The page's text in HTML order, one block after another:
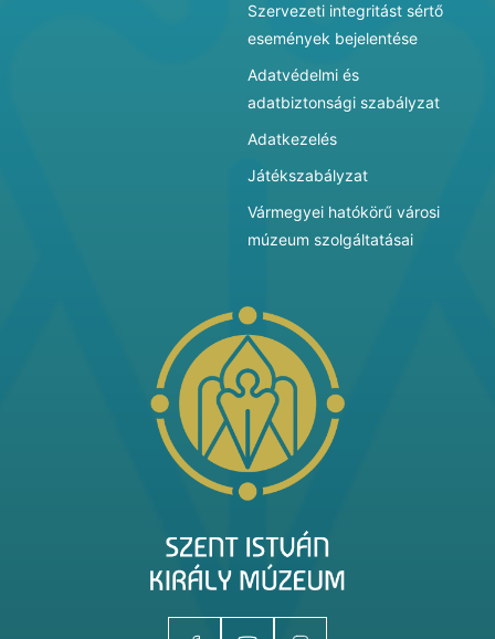
Szervezeti integritást sértő
események bejelentése
Adatvédelmi és
adatbiztonsági szabályzat
Adatkezelés
Játékszabályzat
Vármegyei hatókörű városi
múzeum szolgáltatásai